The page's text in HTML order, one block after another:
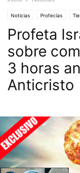
Noticias Profecías
Profeta
sobre
3 horas
Anticristo